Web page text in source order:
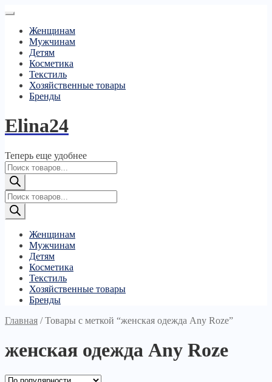
Женщинам
Мужчинам
Детям
Косметика
Текстиль
Хозяйственные товары
Бренды
Elina24
Теперь еще удобнее
Поиск
товаров
Поиск
товаров
Женщинам
Мужчинам
Детям
Косметика
Текстиль
Хозяйственные товары
Бренды
Главная /Товары с меткой “женская одежда Any Roze”
женская одежда Any Roze